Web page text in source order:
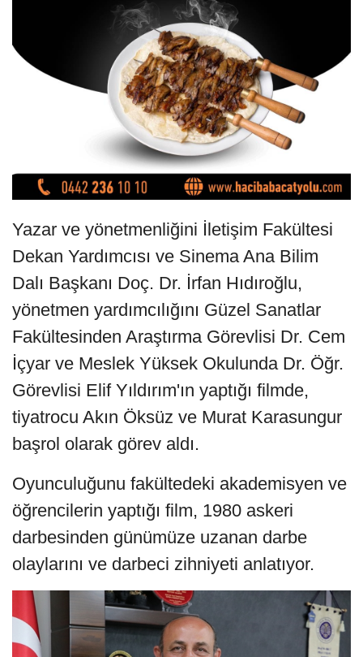
Yazar ve yönetmenliğini İletişim Fakültesi
Dekan Yardımcısı ve Sinema Ana Bilim
Dalı Başkanı Doç. Dr. İrfan Hıdıroğlu,
yönetmen yardımcılığını Güzel Sanatlar
Fakültesinden Araştırma Görevlisi Dr. Cem
İçyar ve Meslek Yüksek Okulunda Dr. Öğr.
Görevlisi Elif Yıldırım'ın yaptığı filmde,
tiyatrocu Akın Öksüz ve Murat Karasungur
başrol olarak görev aldı.
Oyunculuğunu fakültedeki akademisyen ve
öğrencilerin yaptığı film, 1980 askeri
darbesinden günümüze uzanan darbe
olaylarını ve darbeci zihniyeti anlatıyor.